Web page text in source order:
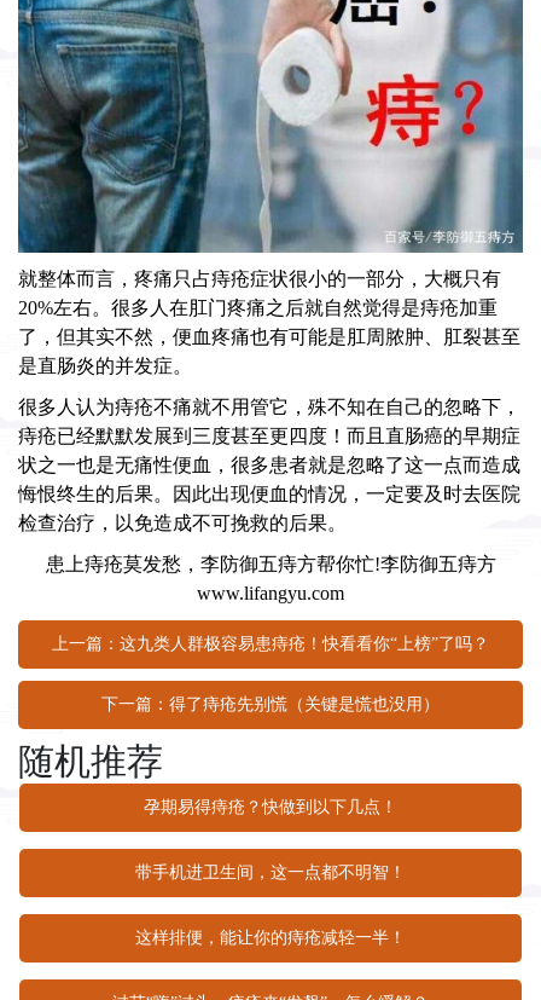
就整体而言，疼痛只占痔疮症状很小的一部分，大概只有
20%左右。很多人在肛门疼痛之后就自然觉得是痔疮加重
了，但其实不然，便血疼痛也有可能是肛周脓肿、肛裂甚至
是直肠炎的并发症。
很多人认为痔疮不痛就不用管它，殊不知在自己的忽略下，
痔疮已经默默发展到三度甚至更四度！而且直肠癌的早期症
状之一也是无痛性便血，很多患者就是忽略了这一点而造成
悔恨终生的后果。因此出现便血的情况，一定要及时去医院
检查治疗，以免造成不可挽救的后果。
患上痔疮莫发愁， 李防御五痔方帮你忙!李防御五痔方
www.lifangyu.com
上一篇：这九类人群极容易患痔疮！快看看你“上榜”了吗？
下一篇：得了痔疮先别慌（关键是慌也没用）
随机推荐
孕期易得痔疮？快做到以下几点！
带手机进卫生间，这一点都不明智！
这样排便，能让你的痔疮减轻一半！